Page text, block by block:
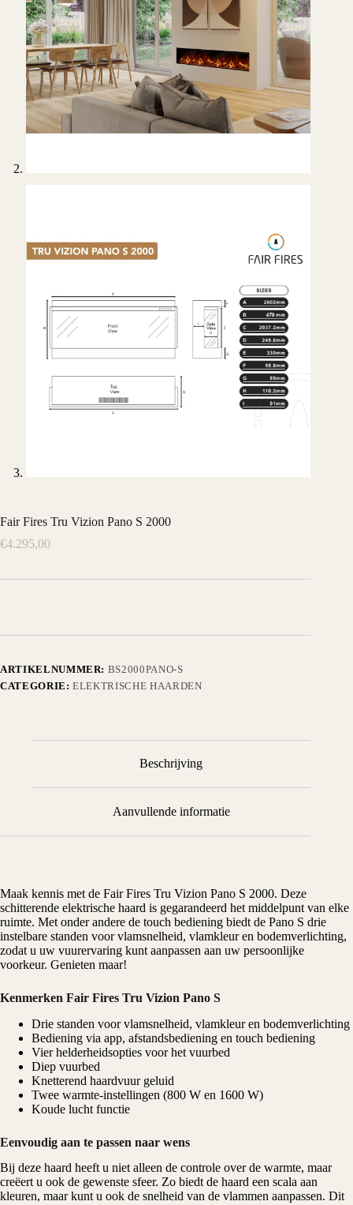
Fair Fires Tru Vizion Pano S 2000
€4.295,00
ARTIKELNUMMER: BS2000PANO-S
CATEGORIE:ELEKTRISCHE HAARDEN
Beschrijving
Aanvullende informatie
Maak kennis met de Fair Fires Tru Vizion Pano S 2000. Deze
schitterende elektrische haard is gegarandeerd het middelpunt van elke
ruimte. Met onder andere de touch bediening biedt de Pano S drie
instelbare standen voor vlamsnelheid, vlamkleur en bodemverlichting,
zodat u uw vuurervaring kunt aanpassen aan uw persoonlijke
voorkeur. Genieten maar!
Kenmerken Fair Fires Tru Vizion Pano S
Drie standen voor vlamsnelheid, vlamkleur en bodemverlichting
Bediening via app, afstandsbediening en touch bediening
Vier helderheidsopties voor het vuurbed
Diep vuurbed
Knetterend haardvuur geluid
Twee warmte-instellingen (800 W en 1600 W)
Koude lucht functie
Eenvoudig aan te passen naar wens
Bij deze haard heeft u niet alleen de controle over de warmte, maar
creëert u ook de gewenste sfeer. Zo biedt de haard een scala aan
kleuren, maar kunt u ook de snelheid van de vlammen aanpassen. Dit